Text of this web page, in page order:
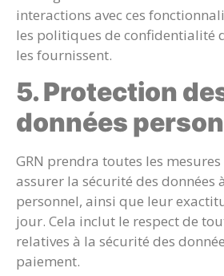
interactions avec ces
les politiques de confidentialité
les fournissent.
5. Protection
données
GRN prendra toutes les
assurer la sécurité des données
personnel, ainsi que leur
jour. Cela inclut le respect de
relatives à la sécurité des
paiement.